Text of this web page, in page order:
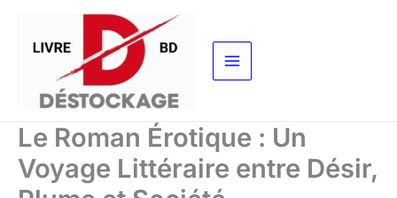
contenu
Le Roman Érotique : Un
Voyage Littéraire entre Désir,